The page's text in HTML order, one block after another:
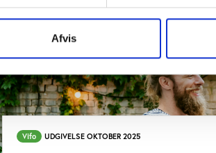
Afvis
Vifo UDGIVELSE OKTOBER 2025